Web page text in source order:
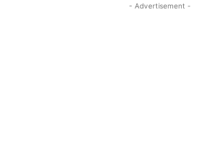
- Advertisement -